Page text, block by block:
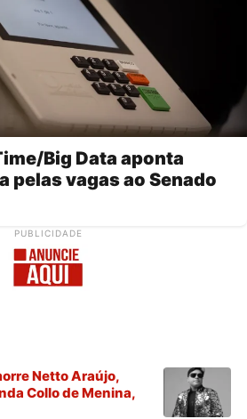
Big Data aponta
pelas vagas ao Senado
PUBLICIDADE
Netto Araújo,
Collo de Menina,